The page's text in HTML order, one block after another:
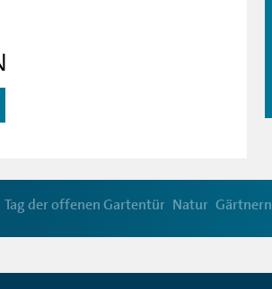
Tag der offenen Gartentür Natur Gärtnern